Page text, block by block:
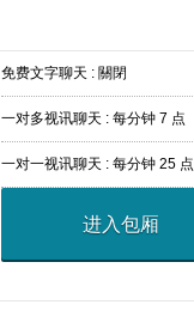
免费文字聊天 : 關閉
一对多视讯聊天 : 每分钟 7 点
一对一视讯聊天 : 每分钟 25 点
进入包厢